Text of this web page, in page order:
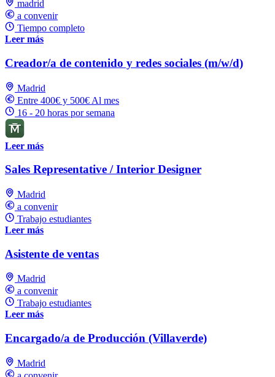
madrid
a convenir
Tiempo completo
Leer más
Creador/a de contenido y redes sociales (m/w/d)
Madrid
Entre 400€ y 500€ Al mes
16 - 20 horas por semana
Leer más
Sales Representative / Interior Designer
Madrid
a convenir
Trabajo estudiantes
Leer más
Asistente de ventas
Madrid
a convenir
Trabajo estudiantes
Leer más
Encargado/a de Producción (Villaverde)
Madrid